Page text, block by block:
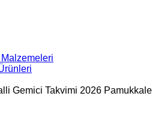
Malzemeleri
Gemici Takvimi 2026 Pamukkale